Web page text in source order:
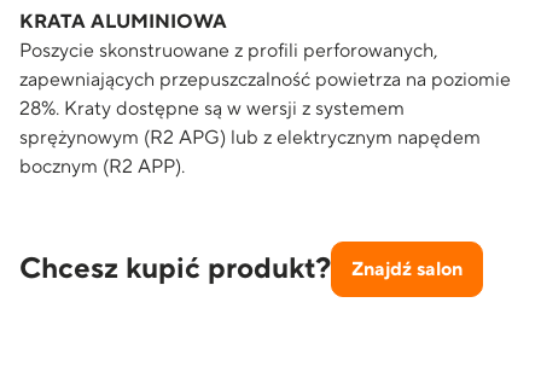
KRATA ALUMINIOWA
Poszycie skonstruowane z profili perforowanych,
zapewniających przepuszczalność powietrza na poziomie
28%. Kraty dostępne są w wersji z systemem
sprężynowym (R2 APG) lub z elektrycznym napędem
bocznym (R2 APP).
Chcesz kupić produkt? Znajdź salon